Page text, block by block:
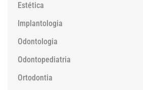
Estética
Implantologia
Odontologia
Odontopediatria
Ortodontia